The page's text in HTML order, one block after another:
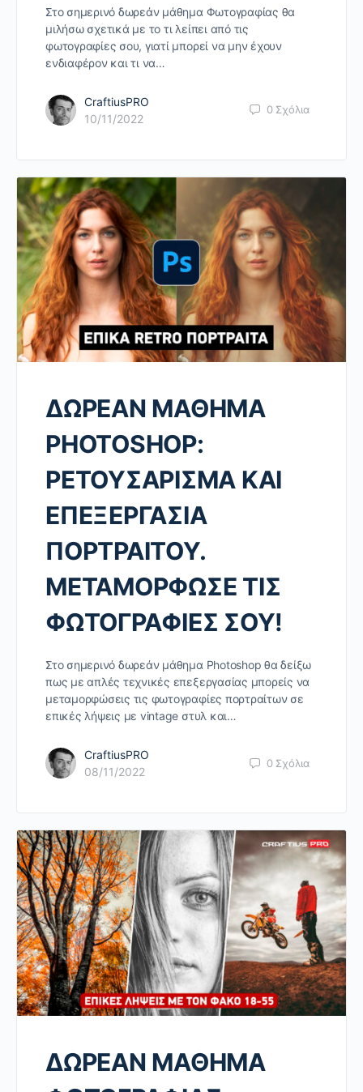
Στο σημερινό δωρεάν μάθημα Φωτογραφίας θα
μιλήσω σχετικά με το τι λείπει από τις
φωτογραφίες σου, γιατί μπορεί να μην έχουν
ενδιαφέρον και τι να…
CraftiusPRO
10/11/2022
0 Σχόλια
ΔΩΡΕΑΝ ΜΑΘΗΜΑ
PHOTOSHOP:
ΡΕΤΟΥΣΑΡΙΣΜΑ ΚΑΙ
ΕΠΕΞΕΡΓΑΣΙΑ
ΠΟΡΤΡΑΙΤΟΥ.
ΜΕΤΑΜΟΡΦΩΣΕ ΤΙΣ
ΦΩΤΟΓΡΑΦΙΕΣ ΣΟΥ!
Στο σημερινό δωρεάν μάθημα Photoshop θα δείξω
πως με απλές τεχνικές επεξεργασίας μπορείς να
μεταμορφώσεις τις φωτογραφίες πορτραίτων σε
επικές λήψεις με vintage στυλ και…
CraftiusPRO
08/11/2022
0 Σχόλια
ΔΩΡΕΑΝ ΜΑΘΗΜΑ